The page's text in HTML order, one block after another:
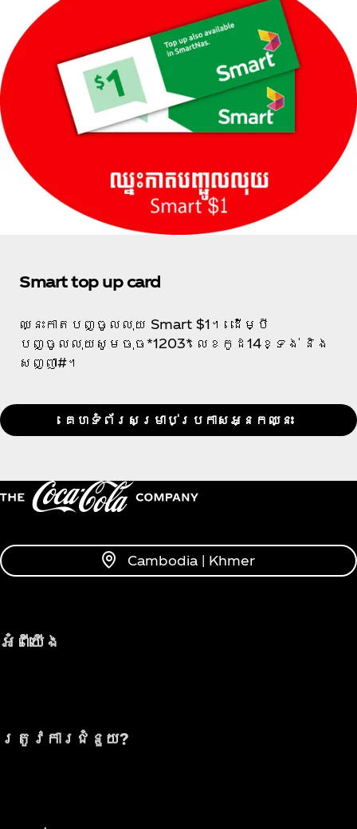
Smart top up card
ឈ្នះកាតបញ្ចូលលុយ Smart $1។​ ដើម្បី
បញ្ចូលលុយសូមចុច*1203* លេខកូដ14ខ្ទង់ និង
សញ្ញា#។
គេហទំព័រសម្រាប់ប្រកាសអ្នកឈ្នះ
Cambodia | Khmer
អំពីយើង
ត្រូវការជំនួយ?